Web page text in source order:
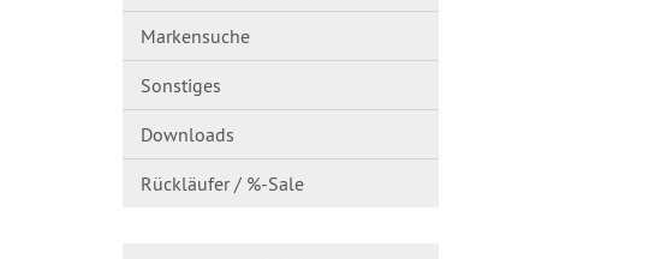
Markensuche
Sonstiges
Downloads
Rückläufer / %-Sale